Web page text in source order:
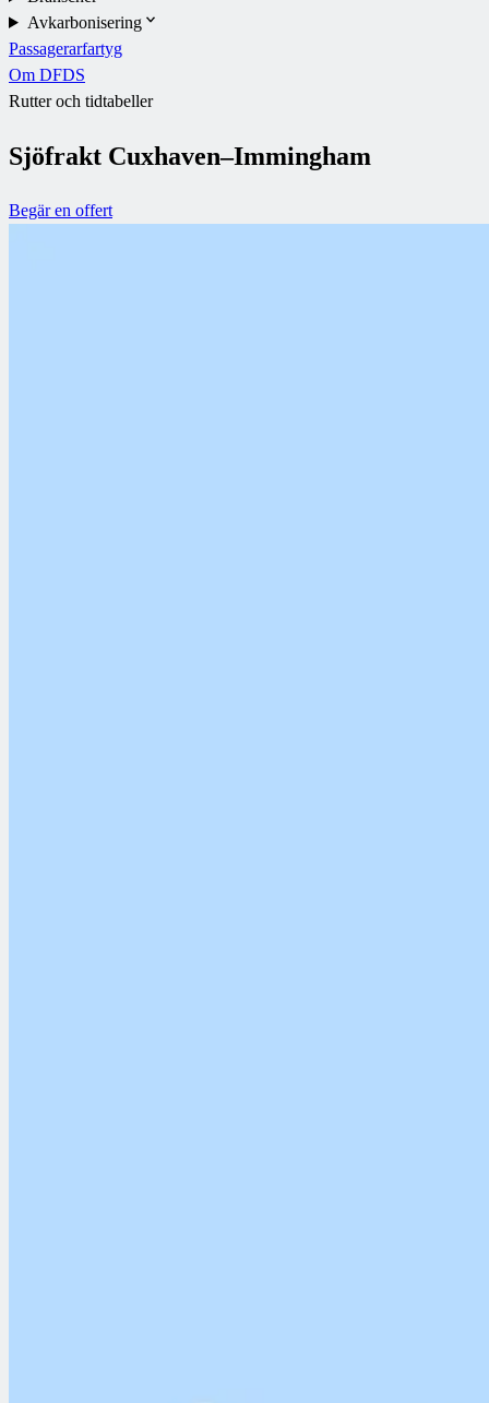
Avkarbonisering
Passagerarfartyg
Om DFDS
Rutter och tidtabeller
Sjöfrakt Cuxhaven–Immingham
Begär en offert